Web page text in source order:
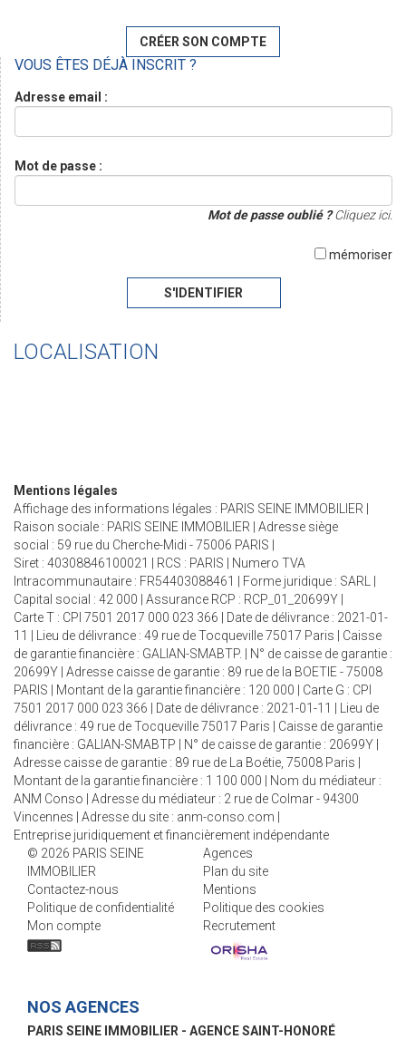
CRÉER SON COMPTE
VOUS ÊTES DÉJÀ INSCRIT ?
Adresse email :
Mot de passe :
Mot de passe oublié ?Cliquez ici.
mémoriser
S'IDENTIFIER
LOCALISATION
Mentions légales
Affichage des informations légales : PARIS SEINE IMMOBILIER |
Raison sociale : PARIS SEINE IMMOBILIER | Adresse siège
social : 59 rue du Cherche-Midi - 75006 PARIS |
Siret : 40308846100021 | RCS : PARIS | Numero TVA
Intracommunautaire : FR54403088461 | Forme juridique : SARL |
Capital social : 42 000 | Assurance RCP : RCP_01_20699Y |
Carte T : CPI 7501 2017 000 023 366 | Date de délivrance : 2021-01-
11 | Lieu de délivrance : 49 rue de Tocqueville 75017 Paris | Caisse
de garantie financière : GALIAN-SMABTP. | N° de caisse de garantie :
20699Y | Adresse caisse de garantie : 89 rue de la BOETIE - 75008
PARIS | Montant de la garantie financière : 120 000 | Carte G : CPI
7501 2017 000 023 366 | Date de délivrance : 2021-01-11 | Lieu de
délivrance : 49 rue de Tocqueville 75017 Paris | Caisse de garantie
financière : GALIAN-SMABTP | N° de caisse de garantie : 20699Y |
Adresse caisse de garantie : 89 rue de La Boétie, 75008 Paris |
Montant de la garantie financière : 1 100 000 | Nom du médiateur :
ANM Conso | Adresse du médiateur : 2 rue de Colmar - 94300
Vincennes | Adresse du site : anm-conso.com
Entreprise juridiquement et financièrement indépendante
© 2026 PARIS SEINE
IMMOBILIER
Agences
Plan du site
Contactez-nous
Mentions
Politique de confidentialité
Politique des cookies
Mon compte
Recrutement
NOS AGENCES
PARIS SEINE IMMOBILIER - AGENCE SAINT-HONORÉ